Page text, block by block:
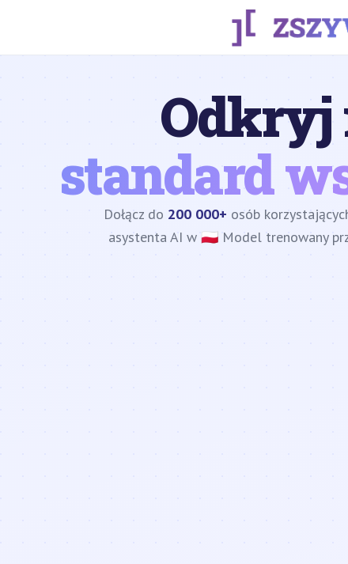
Odkryj
standard
Dołącz do 200 000+ osób
asystenta AI w 🇵🇱 Model trenowany